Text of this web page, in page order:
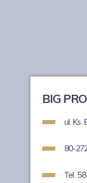
BIG
ul. Ks.
80-
Tel.